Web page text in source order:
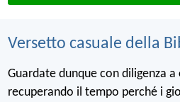
Versetto casuale della
Guardate dunque con diligenza
recuperando il tempo perché i